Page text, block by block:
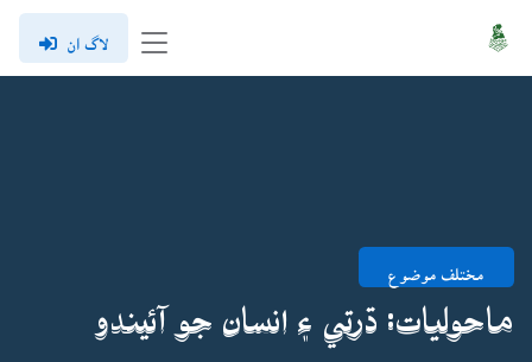
لاگ ان
مختلف موضوع
ماحوليات: ڌرتي ۽ انسان جو آئيندو